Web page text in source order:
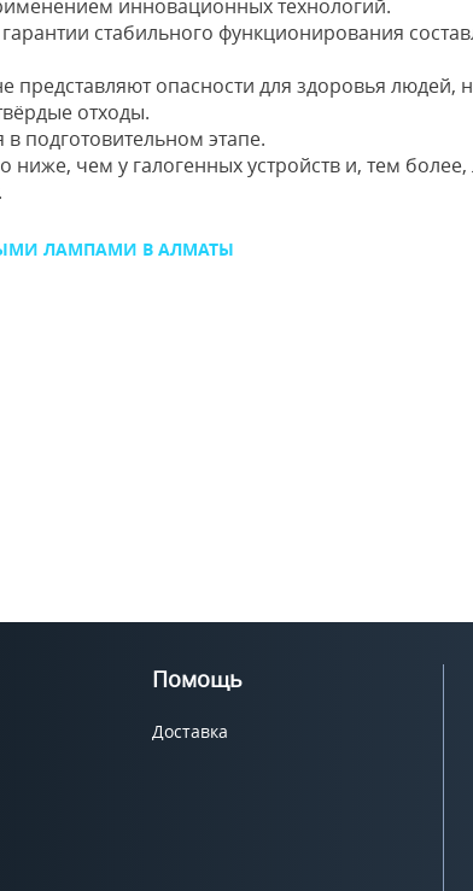
инновационных технологий.
стабильного функционирования
опасности для здоровья
отходы.
подготовительном этапе.
ниже, чем у галогенных устройств и, тем
ЛАМПАМИ В АЛМАТЫ
Помощь
Доставка